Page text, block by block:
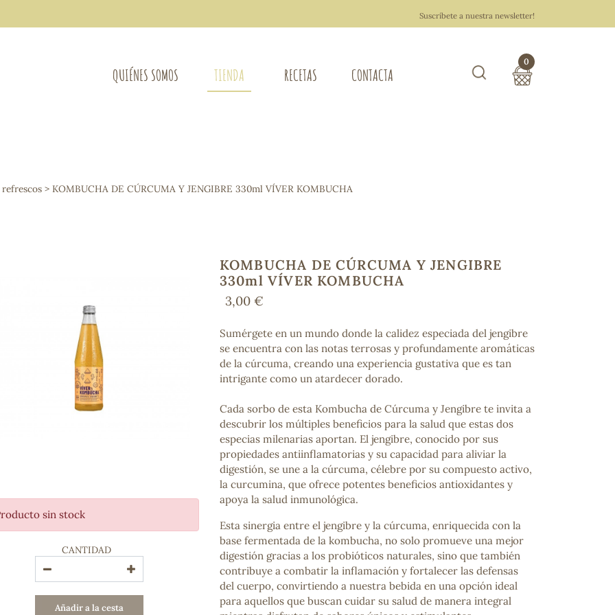
Suscríbete a nuestra newsletter!
QUIÉNES SOMOS TIENDA
Osteo-articular
Mujer
Depurativos
Bienestar emocional
Jalea Real
Memoria
Hierro
Deporte
Digestivos
Circulatorio, colesterol y glucosa
COSMÉTICA E HIGIENE PERSONAL
Cremas, lociones y aceites corporales
Hombre
Higiene personal
Labiales
Aceites esenciales y aromaterapia
Aceites vegetales
RECETAS CONTACTA
0
> KOMBUCHA DE CÚRCUMA Y JENGIBRE 330ml VÍVER KOMBUCHA
sin stock
CANTIDAD
Añadir a la cesta
KOMBUCHA DE CÚRCUMA Y JENGIBRE
330ml VÍVER KOMBUCHA
3,00 €
Sumérgete en un mundo donde la calidez especiada del jengibre
se encuentra con las notas terrosas y profundamente aromáticas
de la cúrcuma, creando una experiencia gustativa que es tan
intrigante como un atardecer dorado.
Cada sorbo de esta Kombucha de Cúrcuma y Jengibre te invita a
descubrir los múltiples beneficios para la salud que estas dos
especias milenarias aportan. El jengibre, conocido por sus
propiedades antiinflamatorias y su capacidad para aliviar la
digestión, se une a la cúrcuma, célebre por su compuesto activo,
la curcumina, que ofrece potentes beneficios antioxidantes y
apoya la salud inmunológica.
Esta sinergia entre el jengibre y la cúrcuma, enriquecida con la
base fermentada de la kombucha, no solo promueve una mejor
digestión gracias a los probióticos naturales, sino que también
contribuye a combatir la inflamación y fortalecer las defensas
del cuerpo, convirtiendo a nuestra bebida en una opción ideal
para aquellos que buscan cuidar su salud de manera integral